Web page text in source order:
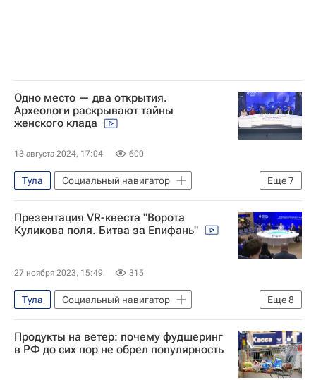
Одно место — два открытия.
Археологи раскрывают тайны
женского клада
13 августа 2024, 17:04 600
Еще7
Тула
Социальный навигатор
Что не найдешь в учебнике
Тульская область
Владимир Гриценко
Куликово поле (заповедник)
Археология
Презентация VR-квеста "Ворота
Куликова поля. Битва за Епифань"
27 ноября 2023, 15:49 315
Еще8
Тула
Социальный навигатор
Что не найдешь в учебнике
Казань
Москва
Алексей Воронцов
Продукты на ветер: почему фудшеринг
в РФ до сих пор не обрел популярность